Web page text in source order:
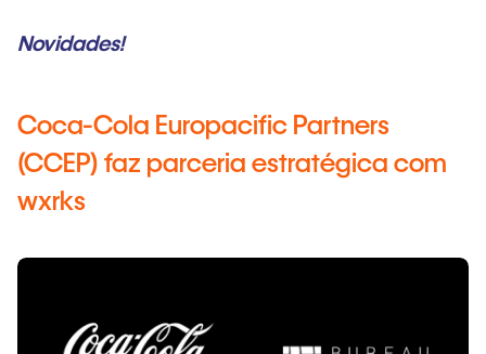
Novidades!
Coca-Cola Europacific Partners
(CCEP) faz parceria estratégica com
wxrks